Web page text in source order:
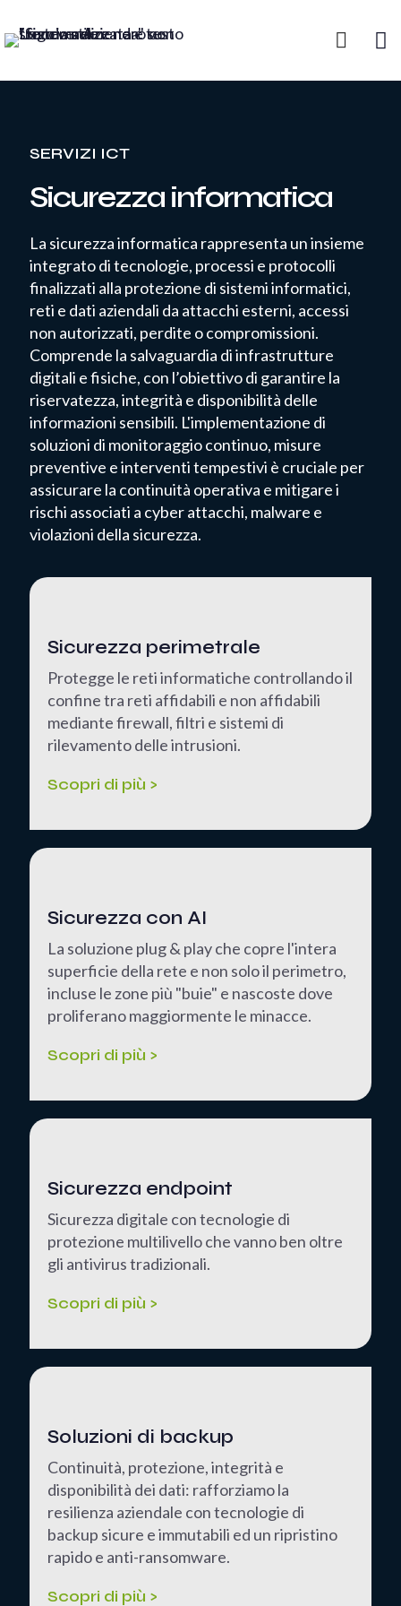
SERVIZI ICT
Sicurezza informatica
La sicurezza informatica rappresenta un insieme
integrato di tecnologie, processi e protocolli
finalizzati alla protezione di sistemi informatici,
reti e dati aziendali da attacchi esterni, accessi
non autorizzati, perdite o compromissioni.
Comprende la salvaguardia di infrastrutture
digitali e fisiche, con l’obiettivo di garantire la
riservatezza, integrità e disponibilità delle
informazioni sensibili. L'implementazione di
soluzioni di monitoraggio continuo, misure
preventive e interventi tempestivi è cruciale per
assicurare la continuità operativa e mitigare i
rischi associati a cyber attacchi, malware e
violazioni della sicurezza.
Sicurezza perimetrale
Protegge le reti informatiche controllando il
confine tra reti affidabili e non affidabili
mediante firewall, filtri e sistemi di
rilevamento delle intrusioni.
Scopri di più >
Sicurezza con AI
La soluzione plug & play che copre l'intera
superficie della rete e non solo il perimetro,
incluse le zone più "buie" e nascoste dove
proliferano maggiormente le minacce.
Scopri di più >
Sicurezza endpoint
Sicurezza digitale con tecnologie di
protezione multilivello che vanno ben oltre
gli antivirus tradizionali.
Scopri di più >
Soluzioni di backup
Continuità, protezione, integrità e
disponibilità dei dati: rafforziamo la
resilienza aziendale con tecnologie di
backup sicure e immutabili ed un ripristino
rapido e anti-ransomware.
Scopri di più >